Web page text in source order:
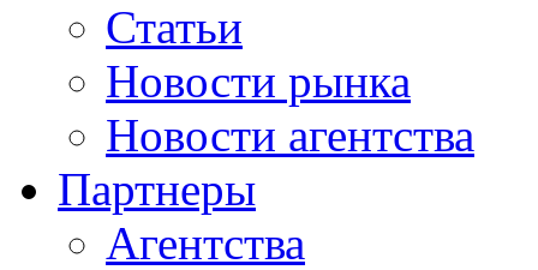
Статьи
Новости рынка
Новости агентства
Партнеры
Агентства